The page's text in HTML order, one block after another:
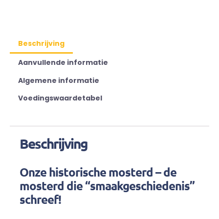
Beschrijving
Aanvullende informatie
Algemene informatie
Voedingswaardetabel
Beschrijving
Onze historische mosterd – de
mosterd die “smaakgeschiedenis”
schreef!